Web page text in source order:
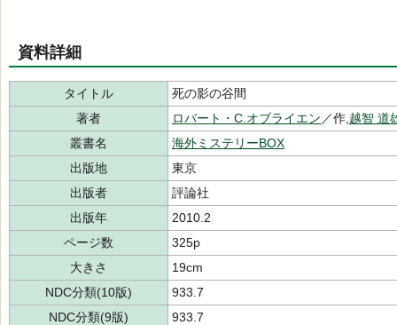
資料詳細
タイトル
死の影の谷間
著者
ロバート・C.オブライエン ／作, 越智 道
叢書名
海外ミステリーBOX
出版地
東京
出版者
評論社
出版年
2010.2
ページ数
325p
大きさ
19cm
NDC分類(10版)
933.7
NDC分類(9版)
933.7